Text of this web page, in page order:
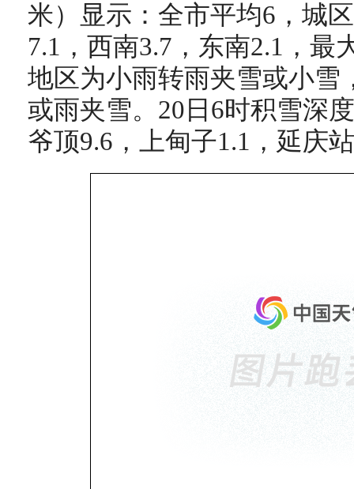
米）显示：全市平均6，城
7.1，西南3.7，东南2.1，最
地区为小雨转雨夹雪或小雪
或雨夹雪。20日6时积雪深
爷顶9.6，上甸子1.1，延庆